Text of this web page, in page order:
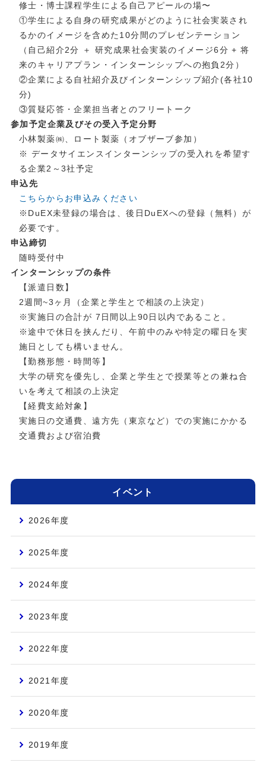
修士・博⼠課程学⽣による⾃⼰アピールの場〜
①学⽣による自身の研究成果がどのように社会実装され
るかのイメージを含めた10分間のプレゼンテーション
（自己紹介2分 ＋ 研究成果社会実装のイメージ6分 + 将
来のキャリアプラン・インターンシップへの抱負2分）
②企業による自社紹介及びインターンシップ紹介(各社10
分)
③質疑応答・企業担当者とのフリートーク
参加予定企業及びその受入予定分野
小林製薬㈱、ロート製薬（オブザーブ参加）
※ データサイエンスインターンシップの受入れを希望す
る企業2～3社予定
申込先
こちらからお申込みください
※DuEX未登録の場合は、後日DuEXへの登録（無料）が
必要です。
申込締切
随時受付中
インターンシップの条件
【派遣日数】
2週間~3ヶ月（企業と学生とで相談の上決定）
※実施日の合計が 7日間以上90日以内であること。
※途中で休日を挟んだり、午前中のみや特定の曜日を実
施日としても構いません。
【勤務形態・時間等】
大学の研究を優先し、企業と学生とで授業等との兼ね合
いを考えて相談の上決定
【経費⽀給対象】
実施日の交通費、遠⽅先（東京など）での実施にかかる
交通費および宿泊費
イベント
2026年度
2025年度
2024年度
2023年度
2022年度
2021年度
2020年度
2019年度